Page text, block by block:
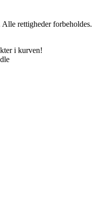
rettigheder forbeholdes.
i kurven!